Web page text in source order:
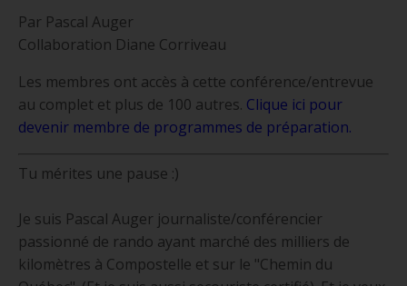
Par Pascal Auger
Collaboration Diane Corriveau
Les membres ont accès à cette conférence/entrevue
au complet et plus de 100 autres. Clique ici pour
devenir membre de programmes de préparation.
Tu mérites une pause :)
Je suis Pascal Auger journaliste/conférencier
passionné de rando ayant marché des milliers de
kilomètres à Compostelle et sur le "Chemin du